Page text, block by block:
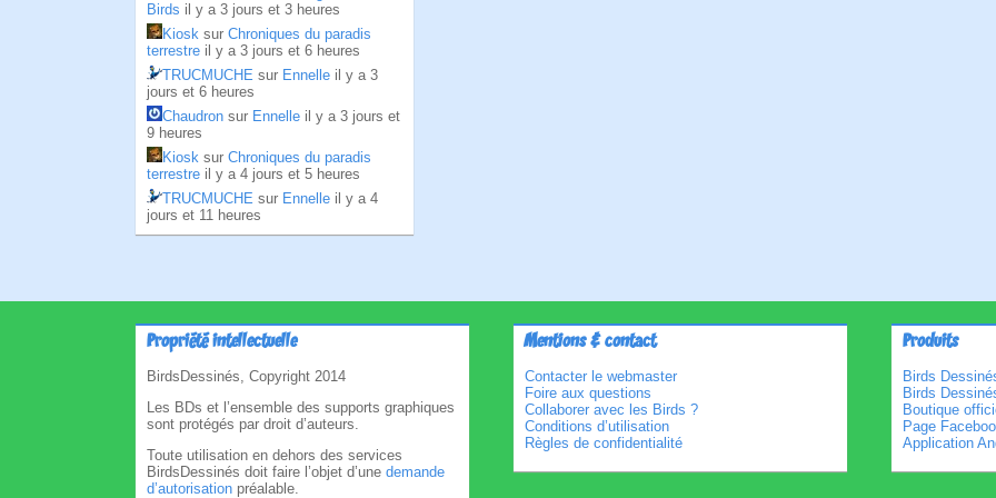
Birds il y a 3 jours et 3 heures
Kiosk sur Chroniques du paradis
terrestre il y a 3 jours et 6 heures
TRUCMUCHE sur Ennelle il y a 3
jours et 6 heures
Chaudron sur Ennelle il y a 3 jours et
9 heures
Kiosk sur Chroniques du paradis
terrestre il y a 4 jours et 5 heures
TRUCMUCHE sur Ennelle il y a 4
jours et 11 heures
Propriété intellectuelle
BirdsDessinés, Copyright 2014
Les BDs et l’ensemble des supports graphiques
sont protégés par droit d’auteurs.
Toute utilisation en dehors des services
BirdsDessinés doit faire l’objet d’une demande
d’autorisation préalable.
Mentions & contact
Contacter le webmaster
Foire aux questions
Collaborer avec les Birds ?
Conditions d’utilisation
Règles de confidentialité
Produits
Birds
Birds
Boutique
Page
Application